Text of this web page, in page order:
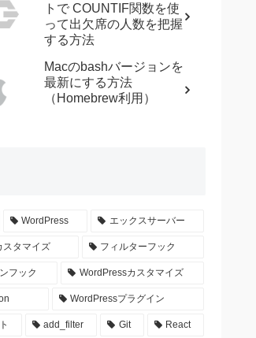
トで COUNTIF関数を使
って出欠席の人数を把握
する方法
Macのbashバージョンを
最新にする方法
（Homebrew利用）
WordPress エックスサーバー
スタマイズ フィルターフック
フック WordPressカスタマイズ
WordPressプラグイン
add_filter Git React